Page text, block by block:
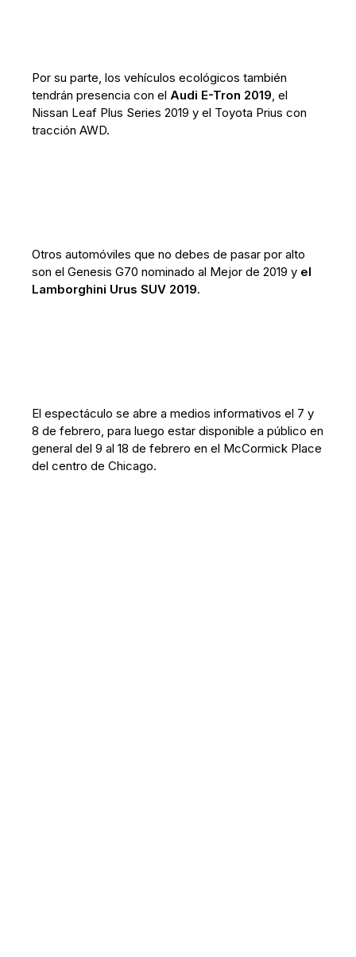
Por su parte, los vehículos ecológicos también
tendrán presencia con el Audi E-Tron 2019, el
Nissan Leaf Plus Series 2019 y el Toyota Prius con
tracción AWD.
Otros automóviles que no debes de pasar por alto
son el Genesis G70 nominado al Mejor de 2019 y el
Lamborghini Urus SUV 2019.
El espectáculo se abre a medios informativos el 7 y
8 de febrero, para luego estar disponible a público en
general del 9 al 18 de febrero en el McCormick Place
del centro de Chicago.